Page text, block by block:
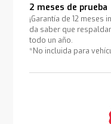
2 meses de prueba
¡Garantía de 12 meses
da saber que
todo un año.
*No incluida para